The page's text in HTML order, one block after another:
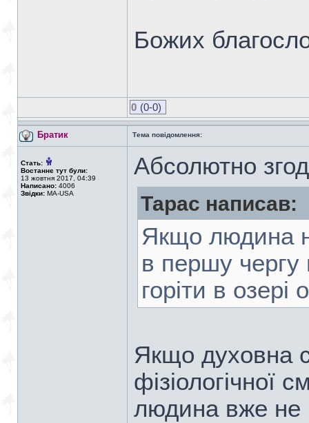
Божих
0 (0-0)
Братик Тема повідомлення:
Стать:
Востаннє тут були:
13 жовтня 2017, 04:39
Написано: 4006
Звідки: MA-USA
Абсолютно
Тарас написав:
Якщо людина
в першу чергу
горіти в
Якщо духовна
фізіологічної
людина вже не